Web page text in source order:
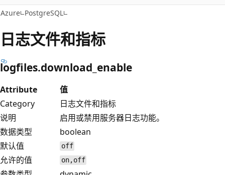
Azure PostgreSQL
日志文件和指标
logfiles.download_enable
Attribute
值
Category
日志文件和指标
说明
启用或禁用服务器日志功能。
数据类型
boolean
默认值
off
允许的值 on,off